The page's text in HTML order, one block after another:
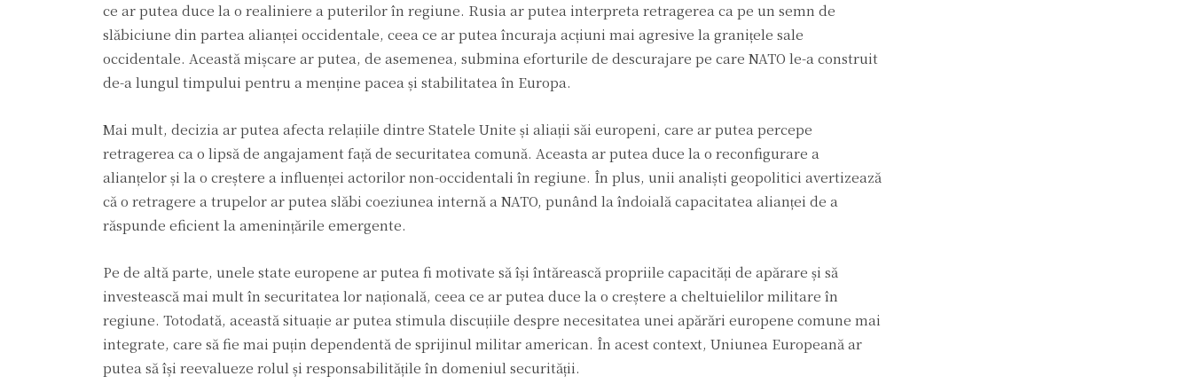
ce ar putea duce la o realiniere a puterilor în regiune. Rusia ar putea interpreta retragerea ca pe un semn de
slăbiciune din partea alianței occidentale, ceea ce ar putea încuraja acțiuni mai agresive la granițele sale
occidentale. Această mișcare ar putea, de asemenea, submina eforturile de descurajare pe care NATO le-a construit
de-a lungul timpului pentru a menține pacea și stabilitatea în Europa.
Mai mult, decizia ar putea afecta relațiile dintre Statele Unite și aliații săi europeni, care ar putea percepe
retragerea ca o lipsă de angajament față de securitatea comună. Aceasta ar putea duce la o reconfigurare a
alianțelor și la o creștere a influenței actorilor non-occidentali în regiune. În plus, unii analiști geopolitici avertizează
că o retragere a trupelor ar putea slăbi coeziunea internă a NATO, punând la îndoială capacitatea alianței de a
răspunde eficient la amenințările emergente.
Pe de altă parte, unele state europene ar putea fi motivate să își întărească propriile capacități de apărare și să
investească mai mult în securitatea lor națională, ceea ce ar putea duce la o creștere a cheltuielilor militare în
regiune. Totodată, această situație ar putea stimula discuțiile despre necesitatea unei apărări europene comune mai
integrate, care să fie mai puțin dependentă de sprijinul militar american. În acest context, Uniunea Europeană ar
putea să își reevalueze rolul și responsabilitățile în domeniul securității.